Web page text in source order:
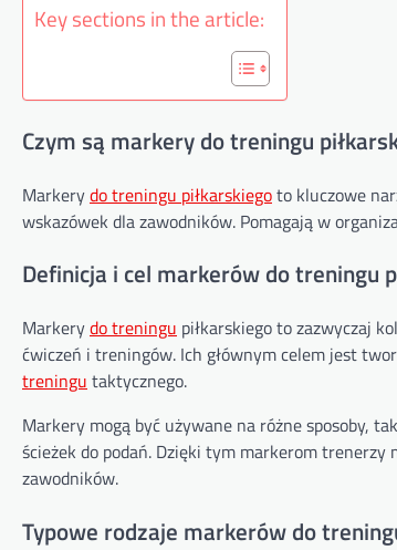
Key sections in the article:
Czym są markery do treningu
Markerydo treningu piłkarskiegoto kluczowe
wskazówek dla zawodników. Pomagają w
Definicja i cel markerów do treningu
Markerydo treningu piłkarskiego to zazwyczaj
ćwiczeń i treningów. Ich głównym celem jest
treningu taktycznego.
Markery mogą być używane na różne sposoby,
ścieżek do podań. Dzięki tym markerom
zawodników.
Typowe rodzaje markerów do